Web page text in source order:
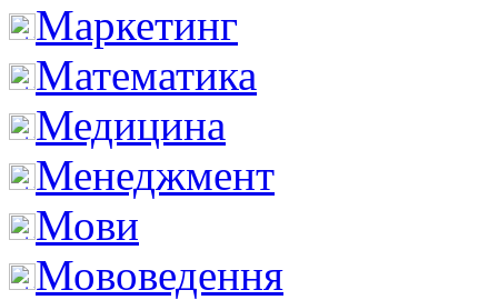
Маркетинг
Математика
Медицина
Менеджмент
Мови
Мововедення